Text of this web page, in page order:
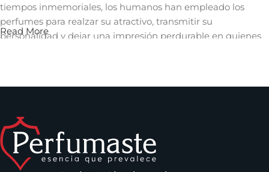
tiempos inmemoriales, los humanos han empleado los
perfumes para realzar su atractivo, transmitir su
personalidad y dejar una impresión perdurable en quienes
Los perfumes que puedes encontrar en
Perfumaste.com
Read More